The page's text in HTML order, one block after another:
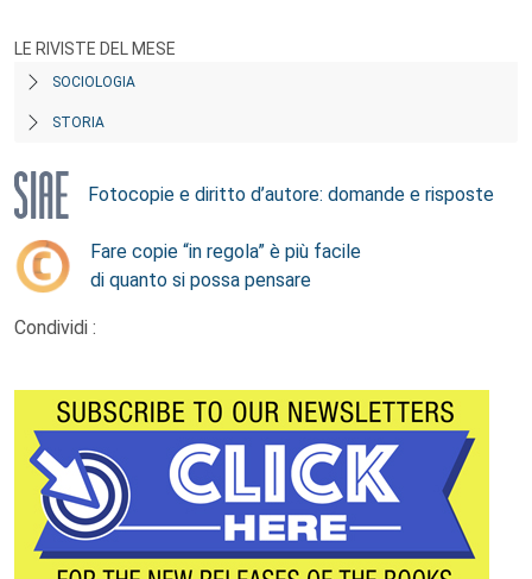
LE RIVISTE DEL MESE
SOCIOLOGIA
STORIA
Fotocopie e diritto d’autore: domande e risposte
Fare copie “in regola” è più facile
di quanto si possa pensare
Condividi :